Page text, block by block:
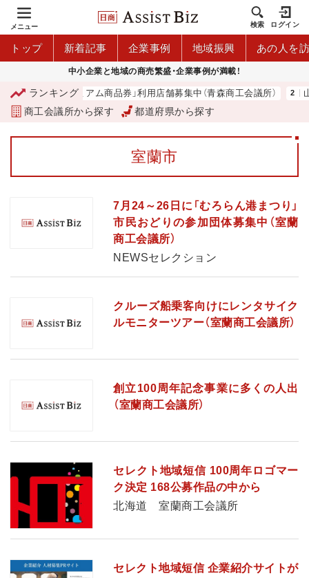
メニュー 検索 ログイン
トップ 新着記事 企業事例 地域振興 あの人を
中小企業と地域の商売繁盛・企業事例が満載！
ランキング
「青森市プレミアム商品券」利用店舗募集中（青森商工会議所） 山
商工会議所から探す 都道府県から探す
室蘭市
7月24～26日に「むろらん港まつり」
市民おどりの参加団体募集中（室蘭
商工会議所）
NEWSセレクション
クルーズ船乗客向けにレンタサイク
ルモニターツアー（室蘭商工会議所）
創立100周年記念事業に多くの人出
（室蘭商工会議所）
セレクト地域短信 100周年ロゴマー
ク決定 168公募作品の中から
北海道 室蘭商工会議所
セレクト地域短信 企業紹介サイトが